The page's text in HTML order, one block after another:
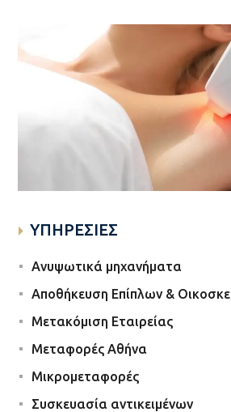
20 Ιουλίου 2026
Ερωτήσεις που γίνονται συχνά
Αποτρίχωση: Όλες οι
ΥΠΗΡΕΣΙΕΣ
Ανυψωτικά μηχανήματα
Αποθήκευση Επίπλων &
Μετακόμιση Εταιρείας
Μεταφορές Αθήνα
Μικρομεταφορές
Συσκευασία αντικειμένων